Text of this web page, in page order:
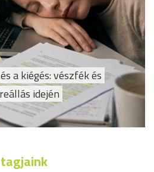
a kiégés: vészfék és
idején